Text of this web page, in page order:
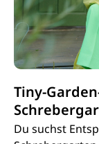
Tiny-
Du suchst